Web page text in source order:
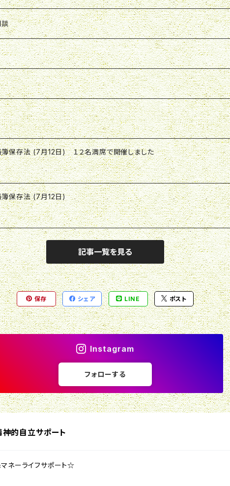
談
簿保存法 (7月12日) １２名満席で開催しました
簿保存法 (7月12日)
記事一覧を見る
保存 シェア LINE ポスト
Instagram
フォローする
神的自立サポート
ネーライフサポート☆